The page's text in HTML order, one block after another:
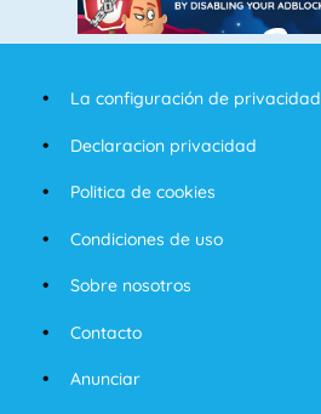
La configuración de privacidad
Declaracion privacidad
Politica de cookies
Condiciones de uso
Sobre nosotros
Contacto
Anunciar